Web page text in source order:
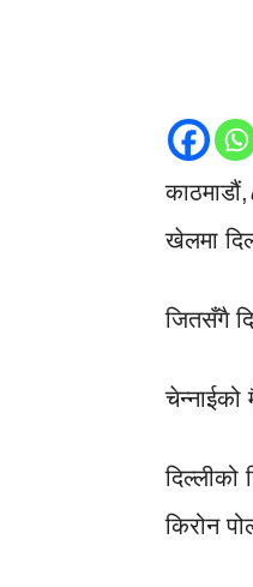
खेलमा
जितसँगै
दिल्लीको
किरोन